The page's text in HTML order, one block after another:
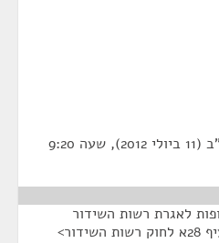
9:20
לאגרת רשות השידור